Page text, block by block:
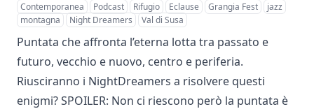
Contemporanea Podcast Rifugio Eclause Grangia Fest
jazz
montagna
Night Dreamers Val di Susa
Puntata che affronta l’eterna lotta tra passato e
futuro, vecchio e nuovo, centro e periferia.
Riusciranno i NightDreamers a risolvere questi
enigmi? SPOILER: Non ci riescono però la puntata è